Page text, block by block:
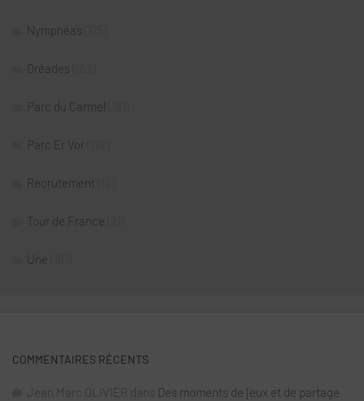
Nymphéas
Oréades
Parc du Carmel
Parc Er Vor
Recrutement
Tour de France
Une
COMMENTAIRES RÉCENTS
Jean Marc OLIVIER dans Des moments de jeux et de partage